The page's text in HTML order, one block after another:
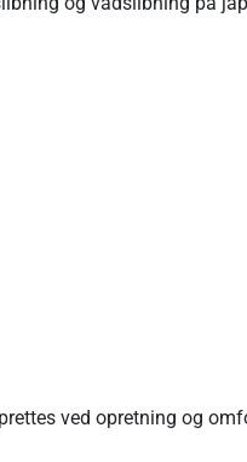
ved opretning og